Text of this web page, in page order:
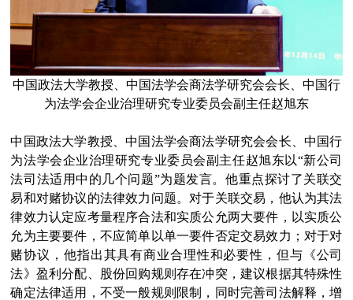
中国政法大学教授、中国法学会商法学研究会会长、中国行
为法学会企业治理研究专业委员会副主任赵旭东
中国政法大学教授、中国法学会商法学研究会会长、中国行
为法学会企业治理研究专业委员会副主任赵旭东以“新公司
法司法适用中的几个问题”为题发言。他重点探讨了关联交
易和对赌协议的法律效力问题。对于关联交易，他认为其法
律效力认定应考量程序合法和实质公允两大要件，以实质公
允为主要要件，不应简单以单一要件否定交易效力；对于对
赌协议，他指出其具有商业合理性和必要性，但与《公司
法》盈利分配、股份回购规则存在冲突，建议根据其特殊性
确定法律适用，不受一般规则限制，同时完善司法解释，增